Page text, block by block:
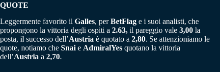
QUOTE
Leggermente favorito il Galles, perBetFlag e i suoi analisti, che
propongono la vittoria degli ospiti a 2.63, il pareggio vale 3,00 la
posta, il successo dell’Austria è quotato a 2,80. Se attenzioniamo le
quote, notiamo che Snai e AdmiralYes quotano la vittoria
dell’Austria a 2,70.